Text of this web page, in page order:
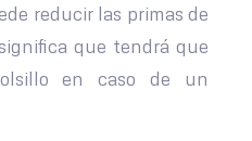
reducir las primas de
que tendrá que
en caso de un